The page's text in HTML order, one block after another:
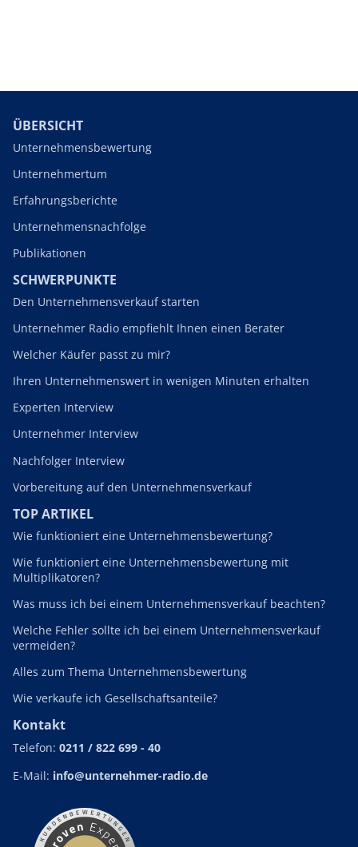
ÜBERSICHT
Unternehmensbewertung
Unternehmertum
Erfahrungsberichte
Unternehmensnachfolge
Publikationen
SCHWERPUNKTE
Den Unternehmensverkauf starten
Unternehmer Radio empfiehlt Ihnen einen Berater
Welcher Käufer passt zu mir?
Ihren Unternehmenswert in wenigen Minuten erhalten
Experten Interview
Unternehmer Interview
Nachfolger Interview
Vorbereitung auf den Unternehmensverkauf
TOP ARTIKEL
Wie funktioniert eine Unternehmensbewertung?
Wie funktioniert eine Unternehmensbewertung mit
Multiplikatoren?
Was muss ich bei einem Unternehmensverkauf beachten?
Welche Fehler sollte ich bei einem Unternehmensverkauf
vermeiden?
Alles zum Thema Unternehmensbewertung
Wie verkaufe ich Gesellschaftsanteile?
Kontakt
Telefon: 0211 / 822 699 - 40
E-Mail: info@unternehmer-radio.de